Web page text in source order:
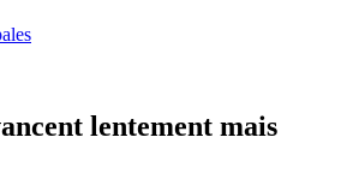
lentement mais